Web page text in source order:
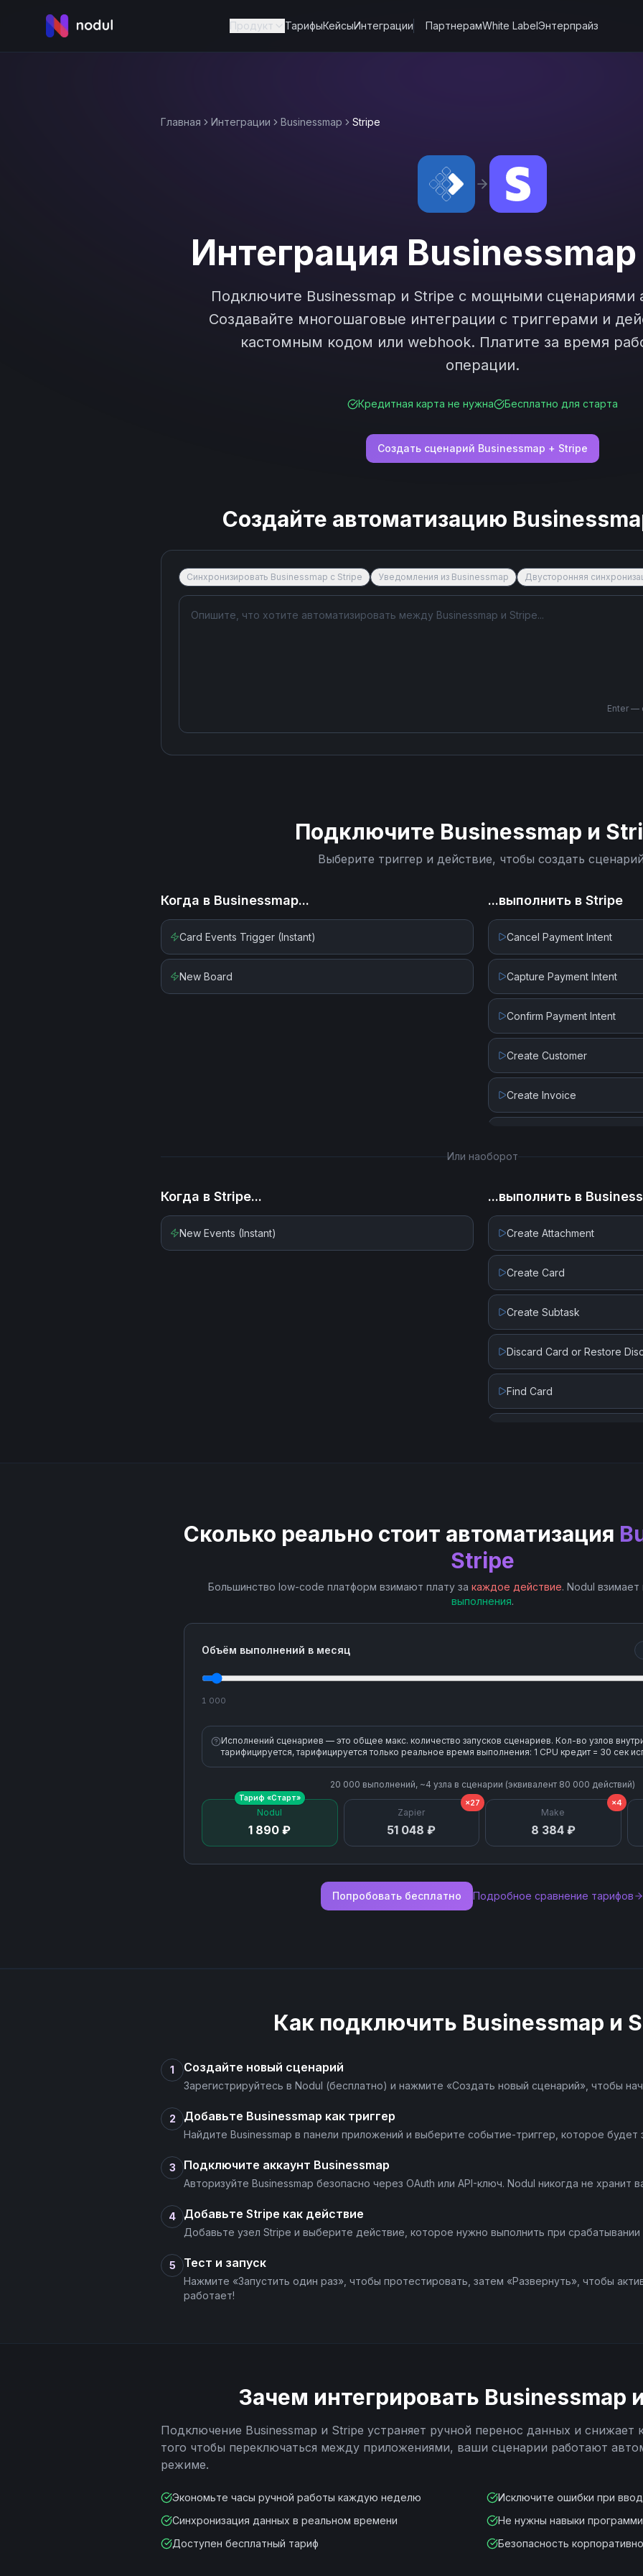
Продукт ТарифыКейсыИнтеграции ПартнерамWhite LabelЭнтерпрайз
Главная Интеграции Businessmap Stripe
Интеграция Businessmap
Подключите Businessmap и Stripe с мощными сценариями
Создавайте многошаговые интеграции с триггерами и
кастомным кодом или webhook. Платите за время
операции.
Кредитная карта не нужна Бесплатно для старта
Создать сценарий Businessmap + Stripe
Создайте автоматизацию
Синхронизировать Businessmap с Stripe Уведомления из Businessmap Двусторонняя
Enter —
Подключите Businessmap и
Выберите триггер и действие, чтобы создать
Когда в Businessmap...
Card Events Trigger (Instant)
New Board
...выполнить в Stripe
Cancel Payment Intent
Capture Payment Intent
Confirm Payment Intent
Create Customer
Create Invoice
Create Payout
Create Subscription
Delete Customer
Delete Invoice Line Item
Delete Or Void Invoice
Finalize Draft Invoice
List Payment Intents
List Payouts
Retrieve Customer
Retrieve Payout
Retrieve an Invoice
Send Invoice
Update Customer
Или наоборот
Когда в Stripe...
New Events (Instant)
...выполнить в
Create Attachment
Create Card
Create Subtask
Discard Card or Restore
Find Card
Сколько реально стоит автоматизация
Stripe
Большинство low-code платформ взимают плату за каждое действие. Nodul
выполнения.
Объём выполнений в месяц
1 000
Исполнений сценариев — это общее макс. количество запусков сценариев. Кол-во узлов
тарифицируется, тарифицируется только реальное время выполнения: 1 CPU кредит = 30 сек
20 000 выполнений, ~4 узла в сценарии (эквивалент 80 000 действий)
Nodul
1 890 ₽
Тариф «Старт»
Zapier
51 048 ₽
×27
Make
8 384 ₽
×4
Попробовать бесплатно Подробное сравнение тарифов
Как подключить Businessmap и
1 Создайте новый сценарий
Зарегистрируйтесь в Nodul (бесплатно) и нажмите «Создать новый сценарий», чтобы
2 Добавьте Businessmap как триггер
Найдите Businessmap в панели приложений и выберите событие-триггер, которое будет
3 Подключите аккаунт Businessmap
Авторизуйте Businessmap безопасно через OAuth или API-ключ. Nodul никогда не хранит
4 Добавьте Stripe как действие
Добавьте узел Stripe и выберите действие, которое нужно выполнить при срабатывании
5 Тест и запуск
Нажмите «Запустить один раз», чтобы протестировать, затем «Развернуть», чтобы
работает!
Зачем интегрировать Businessmap
Подключение Businessmap и Stripe устраняет ручной перенос данных и снижает
того чтобы переключаться между приложениями, ваши сценарии работают
режиме.
Экономьте часы ручной работы каждую неделю
Исключите ошибки при
Синхронизация данных в реальном времени
Не нужны навыки
Доступен бесплатный тариф
Безопасность